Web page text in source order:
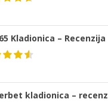
Kladionica – Recenzija
kladionica –